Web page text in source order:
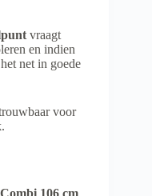
vraagt
en indien
net in goede
voor
106 cm